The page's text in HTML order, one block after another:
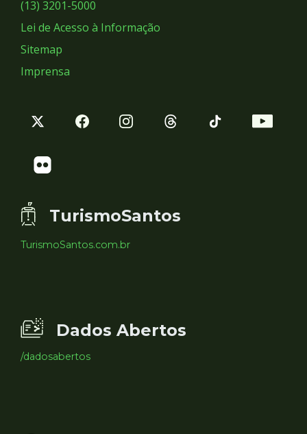
(13) 3201-5000
Lei de Acesso à Informação
Sitemap
Imprensa
TurismoSantos
TurismoSantos.com.br
Dados Abertos
/dadosabertos